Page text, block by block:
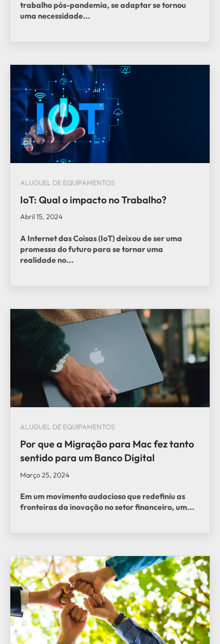
trabalho pós-pandemia, se adaptar se tornou
uma necessidade...
ALUGUEL DE EQUIPAMENTOS
IoT: Qual o impacto no Trabalho?
Abril 15, 2024
A Internet das Coisas (IoT) deixou de ser uma
promessa do futuro para se tornar uma
realidade no...
ALUGUEL DE EQUIPAMENTOS
Por que a Migração para Mac fez tanto
sentido para um Banco Digital
Março 25, 2024
Em um movimento audacioso que redefiniu as
fronteiras da inovação no setor financeiro, um...